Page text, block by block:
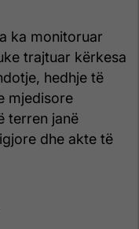
ka monitoruar
trajtuar kërkesa
hedhje të
mjedisore
terren janë
dhe akte të